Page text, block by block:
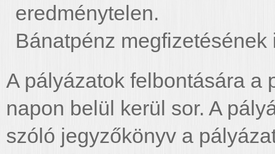
eredménytelen.
Bánatpénz megfizetésének
A pályázatok felbontására a
napon belül kerül sor. A
szóló jegyzőkönyv a